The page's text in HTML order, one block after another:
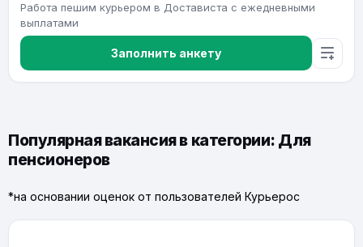
Работа пешим курьером в Достависта с ежедневными
выплатами
Заполнить анкету
Популярная вакансия в категории: Для
пенсионеров
*на основании оценок от пользователей Курьерос